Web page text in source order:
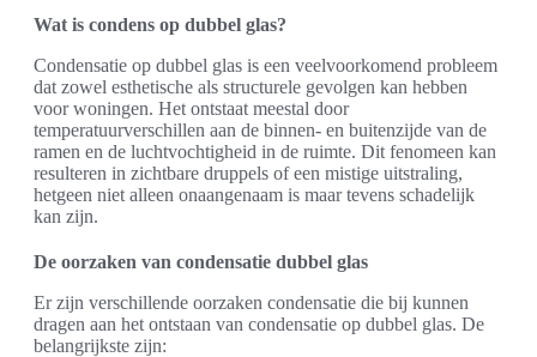
Wat is condens op dubbel glas?
Condensatie op dubbel glas is een veelvoorkomend probleem
dat zowel esthetische als structurele gevolgen kan hebben
voor woningen. Het ontstaat meestal door
temperatuurverschillen aan de binnen- en buitenzijde van de
ramen en de luchtvochtigheid in de ruimte. Dit fenomeen kan
resulteren in zichtbare druppels of een mistige uitstraling,
hetgeen niet alleen onaangenaam is maar tevens schadelijk
kan zijn.
De oorzaken van condensatie dubbel glas
Er zijn verschillende oorzaken condensatie die bij kunnen
dragen aan het ontstaan van condensatie op dubbel glas. De
belangrijkste zijn: